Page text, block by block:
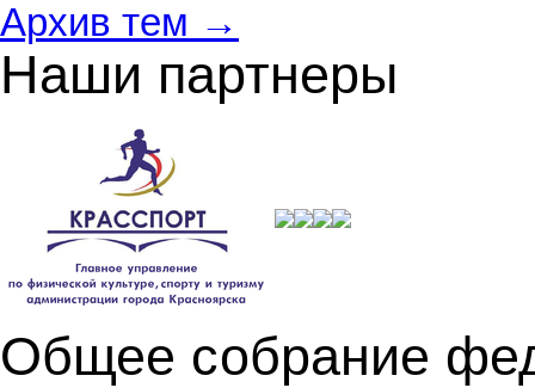
Архив тем →
Наши партнеры
Общее собрание